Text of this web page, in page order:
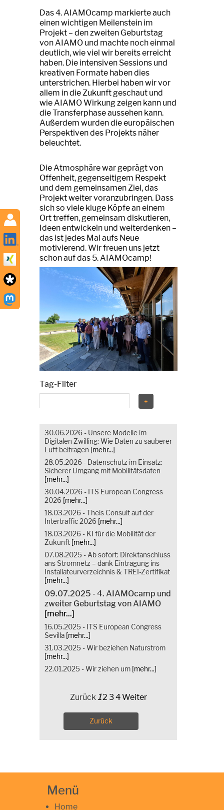
Das 4. AIAMOcamp markierte auch
einen wichtigen Meilenstein im
Projekt – den zweiten Geburtstag
von AIAMO und machte noch einmal
deutlich, wie viel wir bereits erreicht
haben. Die intensiven Sessions und
kreativen Formate haben dies
unterstrichen. Hierbei haben wir vor
allem in die Zukunft geschaut und
wie AIAMO Wirkung zeigen kann und
die Transferphase aussehen kann.
Außerdem wurden die europäischen
Perspektiven des Projekts näher
beleuchtet.
Die Atmosphäre war geprägt von
Offenheit, gegenseitigem Respekt
und dem gemeinsamen Ziel, das
Projekt weiter voranzubringen. Dass
sich so viele kluge Köpfe an einem
Ort treffen, gemeinsam diskutieren,
Ideen entwickeln und weiterdenken –
das ist jedes Mal aufs Neue
motivierend. Wir freuen uns jetzt
schon auf das 5. AIAMOcamp!
Tag-Filter
30.06.2026 - Unsere Modelle im
Digitalen Zwilling: Wie Daten zu sauberer
Luft beitragen [mehr...]
28.05.2026 - Datenschutz im Einsatz:
Sicherer Umgang mit Mobilitätsdaten
[mehr...]
30.04.2026 - ITS European Congress
2026 [mehr...]
18.03.2026 - Theis Consult auf der
Intertraffic 2026 [mehr...]
18.03.2026 - KI für die Mobilität der
Zukunft [mehr...]
07.08.2025 - Ab sofort: Direktanschluss
ans Stromnetz – dank Eintragung ins
Installateurverzeichnis & TREI-Zertifikat
[mehr...]
09.07.2025 - 4. AIAMOcamp und
zweiter Geburtstag von AIAMO
[mehr...]
16.05.2025 - ITS European Congress
Sevilla [mehr...]
31.03.2025 - Wir beziehen Naturstrom
[mehr...]
22.01.2025 - Wir ziehen um [mehr...]
Zurück 1 2 34Weiter
Zurück
Menü
Home